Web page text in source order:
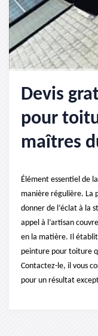
Devis
pour
maîtres
Élément essentiel de
manière régulière. La
donner de l’éclat à la
appel à l’artisan
en la matière. Il
peinture pour toiture
Contactez-le, il vous
pour un résultat